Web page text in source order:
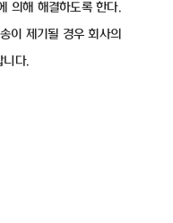
의해 해결하도록 한다.
이 제기될 경우 회사의
니다.